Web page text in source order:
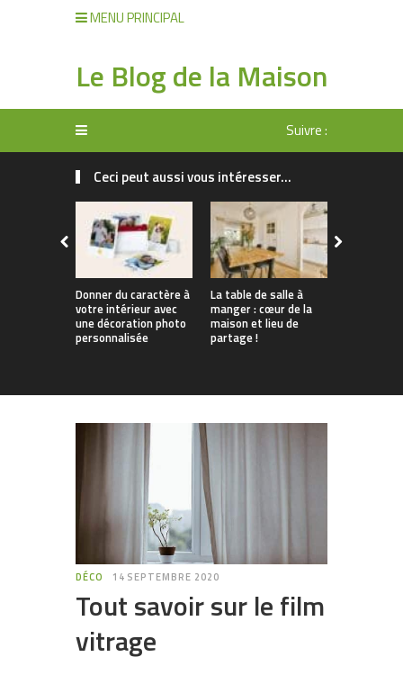
MENU PRINCIPAL
Le Blog de la Maison
Suivre :
Ceci peut aussi vous intéresser...
Donner du caractère à
votre intérieur avec
une décoration photo
personnalisée
La table de salle à
manger : cœur de la
maison et lieu de
partage !
DÉCO 14 SEPTEMBRE 2020
Tout savoir sur le film
vitrage